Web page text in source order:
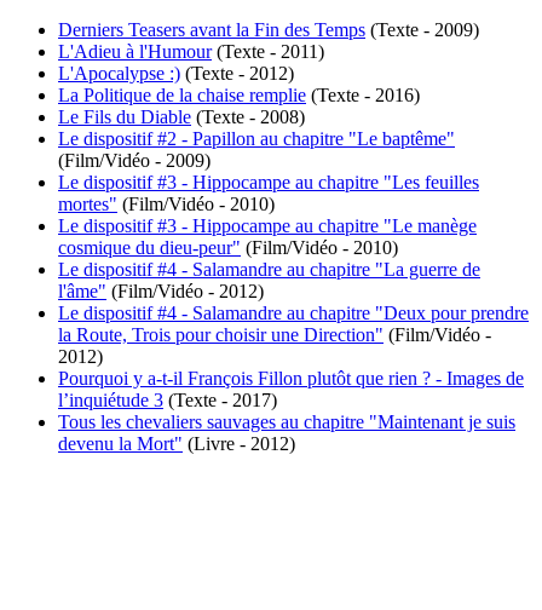
Derniers Teasers avant la Fin des Temps (Texte - 2009)
L'Adieu à l'Humour(Texte - 2011)
L'Apocalypse :) (Texte - 2012)
La Politique de la chaise remplie (Texte - 2016)
Le Fils du Diable (Texte - 2008)
Le dispositif #2 - Papillon au chapitre "Le baptême"
(Film/Vidéo - 2009)
Le dispositif #3 - Hippocampe au chapitre "Les feuilles
mortes" (Film/Vidéo - 2010)
Le dispositif #3 - Hippocampe au chapitre "Le manège
cosmique du dieu-peur" (Film/Vidéo - 2010)
Le dispositif #4 - Salamandre au chapitre "La guerre de
l'âme" (Film/Vidéo - 2012)
Le dispositif #4 - Salamandre au chapitre "Deux pour prendre
la Route, Trois pour choisir une Direction" (Film/Vidéo -
2012)
Pourquoi y a-t-il François Fillon plutôt que rien ? - Images de
l’inquiétude 3 (Texte - 2017)
Tous les chevaliers sauvages au chapitre "Maintenant je suis
devenu la Mort" (Livre - 2012)